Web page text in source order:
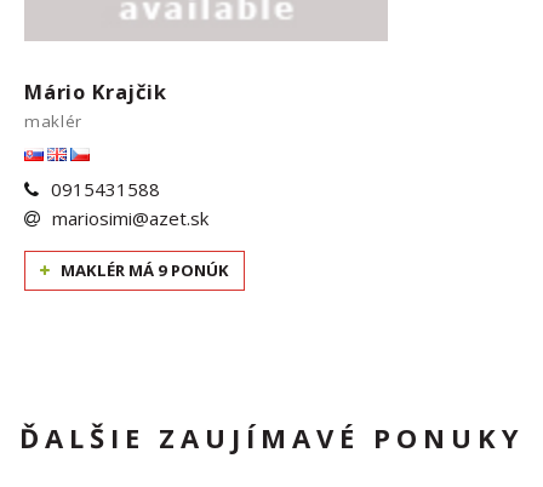
Mário Krajčik
maklér
0915431588
mariosimi@azet.sk
MAKLÉR MÁ 9 PONÚK
ĎALŠIE ZAUJÍMAVÉ PONUKY